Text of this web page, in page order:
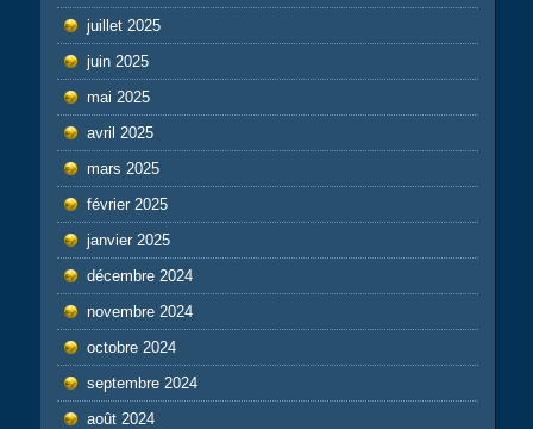
juillet 2025
juin 2025
mai 2025
avril 2025
mars 2025
février 2025
janvier 2025
décembre 2024
novembre 2024
octobre 2024
septembre 2024
août 2024